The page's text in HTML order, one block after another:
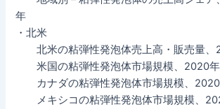
年
・北米
北米の粘弾性発泡体売上高・販売量、
米国の粘弾性発泡体市場規模、2020
カナダの粘弾性発泡体市場規模、2020
メキシコの粘弾性発泡体市場規模、